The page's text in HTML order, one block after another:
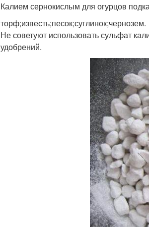
Калием сернокислым для огурцов
торф;известь;песок;суглинок;чернозем.
Не советуют использовать сульфат
удобрений.